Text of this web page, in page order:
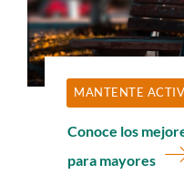
MANTENTE
Conoce los
para mayores